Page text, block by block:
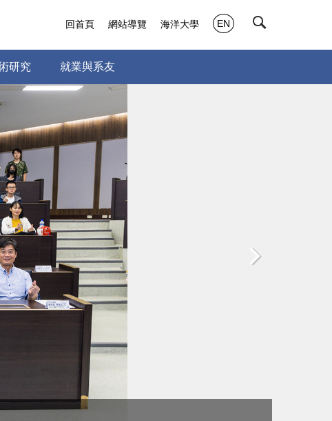
研究 就業與系友
回首頁 網站導覽 海洋大學 EN